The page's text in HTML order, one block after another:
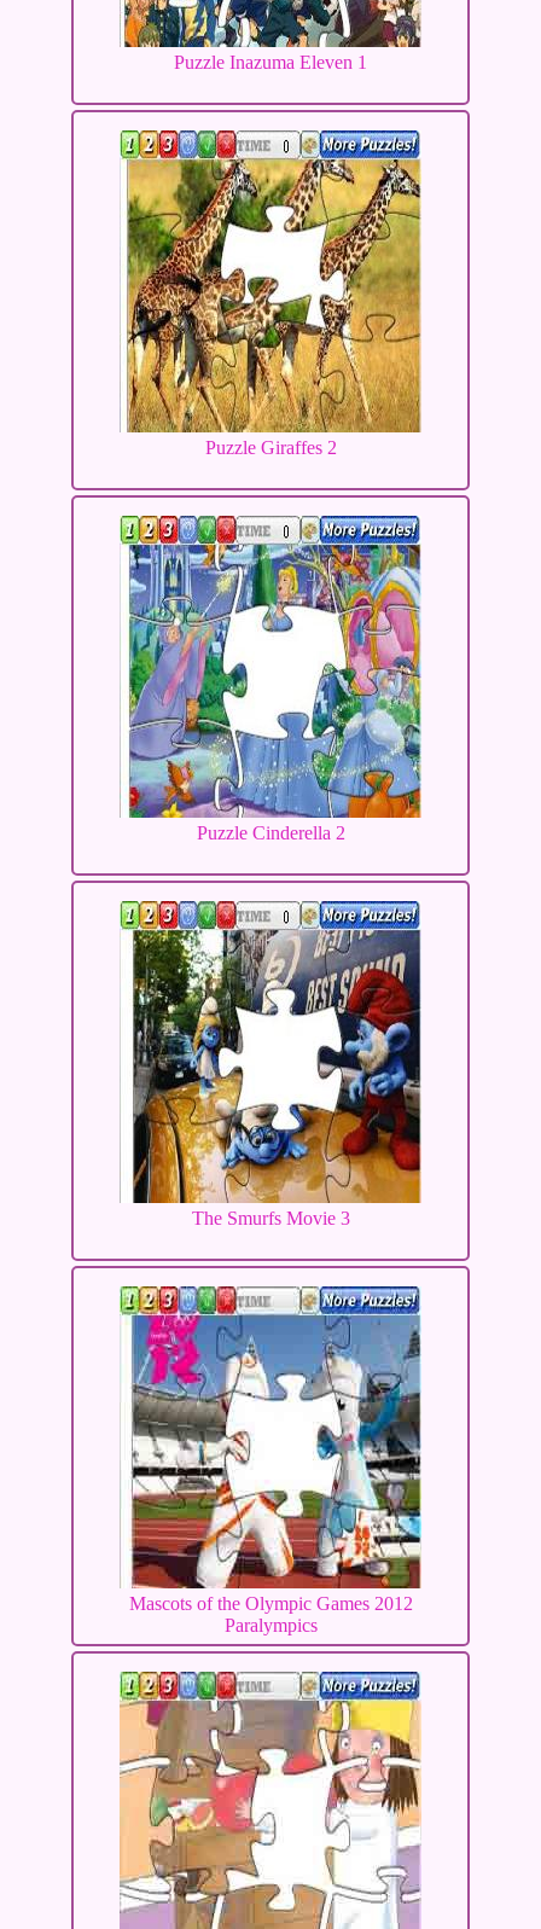
Puzzle Inazuma Eleven 1
Puzzle Giraffes 2
Puzzle Cinderella 2
The Smurfs Movie 3
Mascots of the Olympic Games 2012
Paralympics